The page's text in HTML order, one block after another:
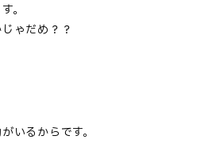
。
ゃだめ？？
いるからです。